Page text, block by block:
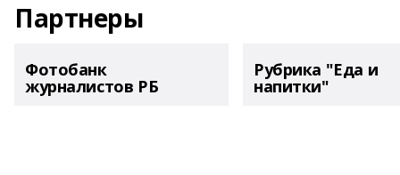
Партнеры
Фотобанк
журналистов РБ
Рубрика "Еда и
напитки"